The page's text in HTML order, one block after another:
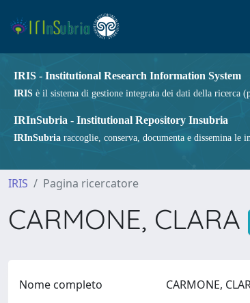
IRIS - Institutional Research Information System
IRIS è il sistema di gestione integrata dei dati della ricerca
IRInSubria - Institutional Repository Insubria
IRInSubria raccoglie, conserva, documenta e dissemina
IRIS Pagina ricercatore
CARMONE, CLARA
Nome completo CARMONE,